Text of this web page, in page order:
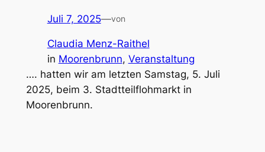
Juli 7, 2025—von
Claudia Menz-Raithel
in Moorenbrunn, Veranstaltung
…. hatten wir am letzten Samstag, 5. Juli
2025, beim 3. Stadtteilflohmarkt in
Moorenbrunn.